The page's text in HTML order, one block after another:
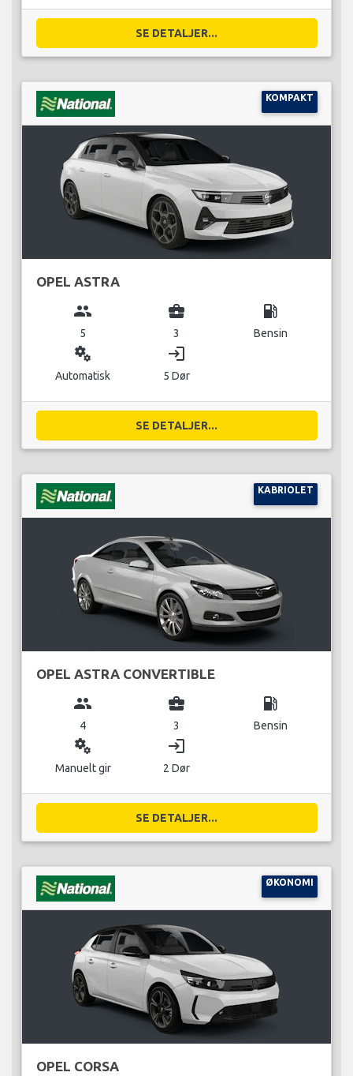
SE DETALJER...
KOMPAKT
OPEL ASTRA
group
5
business_center
3
local_gas_station
Bensin
miscellaneous_services
Automatisk
login
5 Dør
SE DETALJER...
KABRIOLET
OPEL ASTRA CONVERTIBLE
group
4
business_center
3
local_gas_station
Bensin
miscellaneous_services
Manuelt gir
login
2 Dør
SE DETALJER...
ØKONOMI
OPEL CORSA